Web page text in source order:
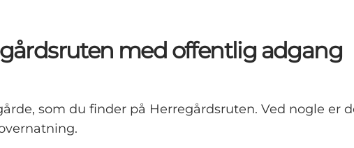
med offentlig adgang
som du finder på Herregårdsruten. Ved nogle er